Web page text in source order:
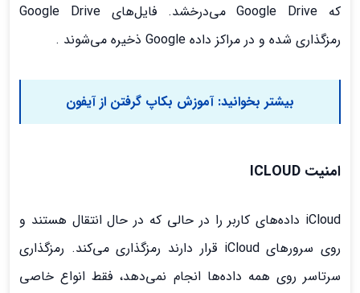
که Google Drive می‌درخشد. فایل‌های Google Drive
رمزگذاری شده و در مراکز داده Google ذخیره می‌شوند .
بیشتر بخوانید: آموزش بکاپ گرفتن از آیفون
امنیت ICLOUD
iCloud داده‌های کاربر را در حالی که در حال انتقال هستند و
روی سرورهای iCloud قرار دارند رمزگذاری می‌کند. رمزگذاری
سرتاسر روی همه داده‌ها انجام نمی‌دهد، فقط انواع خاصی